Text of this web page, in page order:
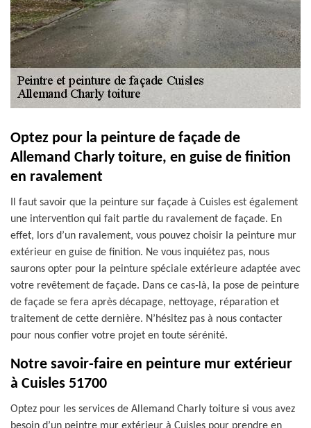
Optez pour la peinture de façade de
Allemand Charly toiture, en guise de finition
en ravalement
Il faut savoir que la peinture sur façade à Cuisles est également
une intervention qui fait partie du ravalement de façade. En
effet, lors d’un ravalement, vous pouvez choisir la peinture mur
extérieur en guise de finition. Ne vous inquiétez pas, nous
saurons opter pour la peinture spéciale extérieure adaptée avec
votre revêtement de façade. Dans ce cas-là, la pose de peinture
de façade se fera après décapage, nettoyage, réparation et
traitement de cette dernière. N’hésitez pas à nous contacter
pour nous confier votre projet en toute sérénité.
Notre savoir-faire en peinture mur extérieur
à Cuisles 51700
Optez pour les services de Allemand Charly toiture si vous avez